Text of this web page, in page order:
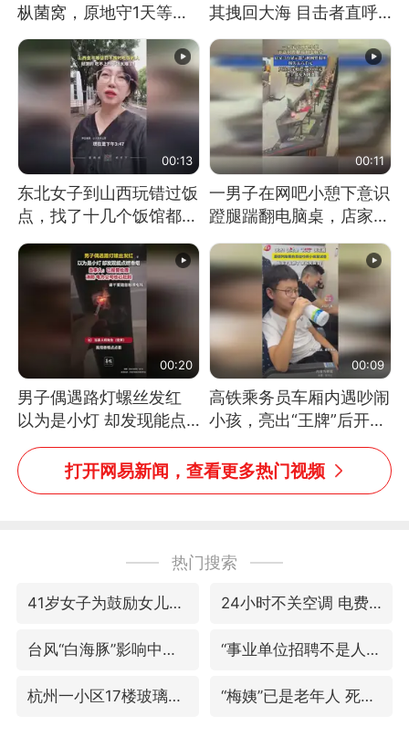
枞菌窝，原地守1天等它
长大：挖了140多朵
其拽回大海 目击者直呼
震惊 （视频来源：参考
消息）
00:13
东北女子到山西玩错过饭
点，找了十几个饭馆都没
开门：午休到几点
00:11
一男子在网吧小憩下意识
蹬腿踹翻电脑桌，店家3
台显示器与机械臂损坏
00:20
男子偶遇路灯螺丝发红
以为是小灯 却发现能点
燃香烟 当事人：已报警
处理
00:09
高铁乘务员车厢内遇吵闹
小孩，亮出“王牌”后开启
一键静音
打开网易新闻，查看更多热门视频
热门搜索
41岁女子为鼓励女儿考上985研究生 24小时不关空调 电费反而更低？
台风“白海豚”影响中国已成定局 “事业单位招聘不是人情买卖”
杭州一小区17楼玻璃幕墙爆裂 “梅姨”已是老年人 死刑或适用受限